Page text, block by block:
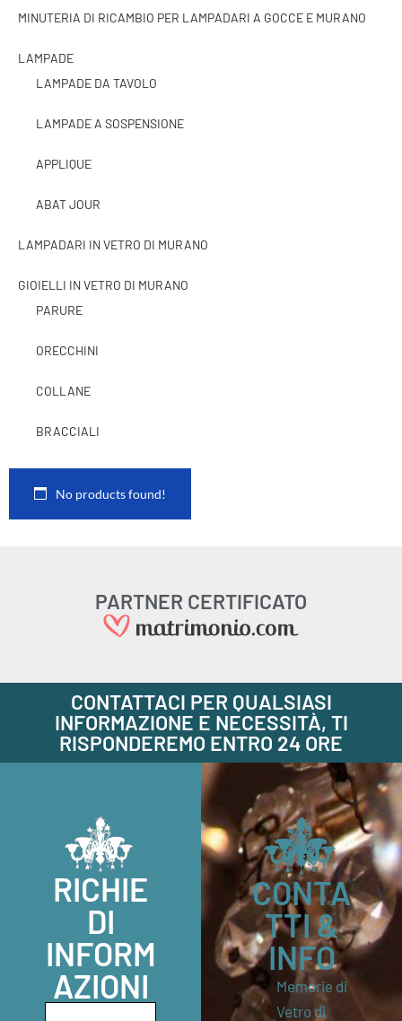
MINUTERIA DI RICAMBIO PER LAMPADARI A GOCCE E MURANO
LAMPADE
LAMPADE DA TAVOLO
LAMPADE A SOSPENSIONE
APPLIQUE
ABAT JOUR
LAMPADARI IN VETRO DI MURANO
GIOIELLI IN VETRO DI MURANO
PARURE
ORECCHINI
COLLANE
BRACCIALI
No products found!
PARTNER CERTIFICATO
CONTATTACI PER QUALSIASI
INFORMAZIONE E NECESSITÀ, TI
RISPONDEREMO ENTRO 24 ORE
RICHIE
DI
INFORM
AZIONI
CONTA
TTI &
INFO
Memorie di
Vetro di